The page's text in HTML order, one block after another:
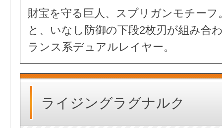
財宝を守る巨人、スプリガンモチーフ
と、いなし防御の下段2枚刃が組み合
ランス系デュアルレイヤー。
ライジングラグナルク